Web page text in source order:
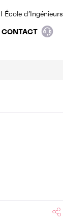
École d’Ingénieurs
CONTACT